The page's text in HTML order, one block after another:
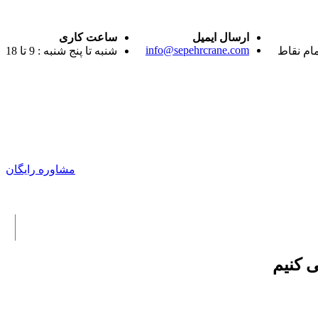
نقاط
ارسال ایمیل
info@sepehrcrane.com
ساعت کاری
شنبه تا پنج شنبه : 9 تا 18
مشاوره رایگان
کنیم